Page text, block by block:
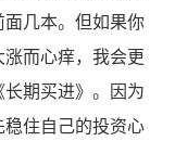
几本。但如果你
而心痒，我会更
期买进》。因为
住自己的投资心